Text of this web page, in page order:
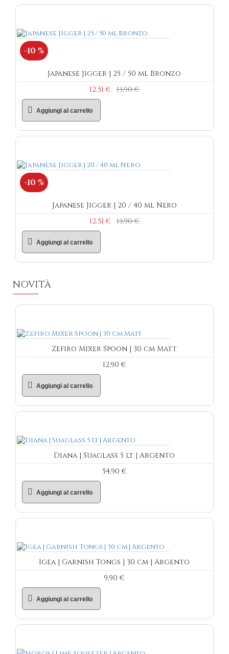
-10 %
Japanese Jigger | 25 / 50 ml Bronzo
12,51 €
13,90 €
Aggiungi al carrello
-10 %
Japanese Jigger | 20 / 40 ml Nero
12,51 €
13,90 €
Aggiungi al carrello
NOVITÀ
Zefiro Mixer Spoon | 30 cm Matt
12,90 €
Aggiungi al carrello
Diana | Suaglass 5 lt | Argento
54,90 €
Aggiungi al carrello
Igea | Garnish Tongs | 30 cm | Argento
9,90 €
Aggiungi al carrello